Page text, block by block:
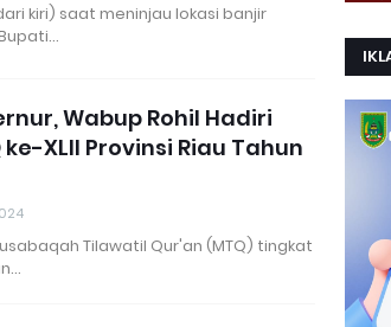
kiri) saat meninjau lokasi banjir
Wabup Rohil Hadiri
XLII Provinsi Riau Tahun
Tilawatil Qur'an (MTQ) tingkat